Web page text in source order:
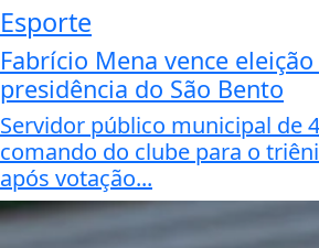
Esporte
Fabrício Mena vence
presidência do São Bento
Servidor público municipal de
comando do clube para o
após votação...